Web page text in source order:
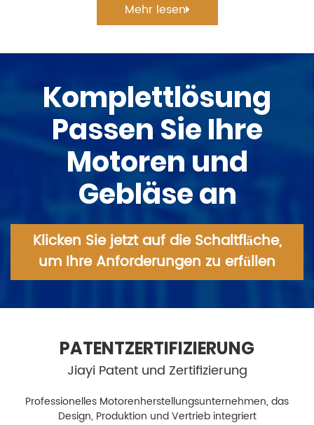
Mehr lesen
Komplettlösung
Passen Sie Ihre
Motoren und
Gebläse an
Klicken Sie jetzt auf die Schaltfläche,
um Ihre Anforderungen zu erfüllen
PATENTZERTIFIZIERUNG
Jiayi Patent und Zertifizierung
Professionelles Motorenherstellungsunternehmen, das
Design, Produktion und Vertrieb integriert